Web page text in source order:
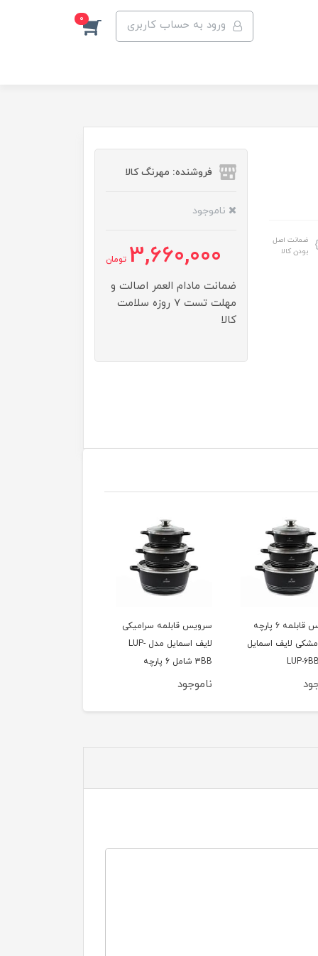
ورود به حساب کاربری 0
ضمانت اصل
بودن کالا
فروشنده: مهرنگ کالا
ناموجود
3,660,000 تومان
ضمانت مادام العمر اصالت و
مهلت تست ۷ روزه سلامت
کالا
قابلمه سرامیکی
لایف اسمایل مدل LUP-
تابه چدن دسینی سایز 40
ناموجود